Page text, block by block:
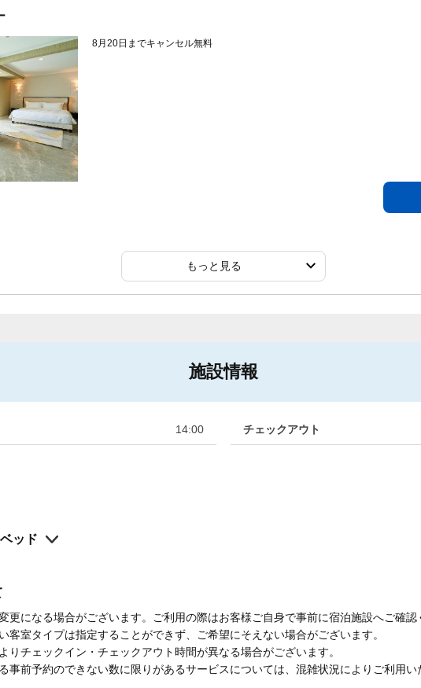
8月20日までキャンセル無料
もっと見る
施設情報
14:00 チェックアウト
ッド
更になる場合がございます。ご利用の際はお客様ご自身で事前に宿泊施設へご確認
客室タイプは指定することができず、ご希望にそえない場合がございます。
りチェックイン・チェックアウト時間が異なる場合がございます。
事前予約のできない数に限りがあるサービスについては、混雑状況によりご利用